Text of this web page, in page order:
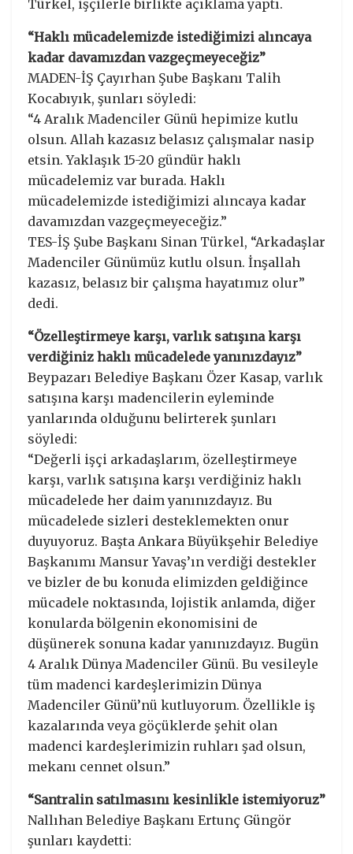
Türkel, işçilerle birlikte açıklama yaptı.
“Haklı mücadelemizde istediğimizi alıncaya
kadar davamızdan vazgeçmeyeceğiz”
MADEN-İŞ Çayırhan Şube Başkanı Talih
Kocabıyık, şunları söyledi:
“4 Aralık Madenciler Günü hepimize kutlu
olsun. Allah kazasız belasız çalışmalar nasip
etsin. Yaklaşık 15-20 gündür haklı
mücadelemiz var burada. Haklı
mücadelemizde istediğimizi alıncaya kadar
davamızdan vazgeçmeyeceğiz.”
TES-İŞ Şube Başkanı Sinan Türkel, “Arkadaşlar
Madenciler Günümüz kutlu olsun. İnşallah
kazasız, belasız bir çalışma hayatımız olur”
dedi.
“Özelleştirmeye karşı, varlık satışına karşı
verdiğiniz haklı mücadelede yanınızdayız”
Beypazarı Belediye Başkanı Özer Kasap, varlık
satışına karşı madencilerin eyleminde
yanlarında olduğunu belirterek şunları
söyledi:
“Değerli işçi arkadaşlarım, özelleştirmeye
karşı, varlık satışına karşı verdiğiniz haklı
mücadelede her daim yanınızdayız. Bu
mücadelede sizleri desteklemekten onur
duyuyoruz. Başta Ankara Büyükşehir Belediye
Başkanımı Mansur Yavaş’ın verdiği destekler
ve bizler de bu konuda elimizden geldiğince
mücadele noktasında, lojistik anlamda, diğer
konularda bölgenin ekonomisini de
düşünerek sonuna kadar yanınızdayız. Bugün
4 Aralık Dünya Madenciler Günü. Bu vesileyle
tüm madenci kardeşlerimizin Dünya
Madenciler Günü’nü kutluyorum. Özellikle iş
kazalarında veya göçüklerde şehit olan
madenci kardeşlerimizin ruhları şad olsun,
mekanı cennet olsun.”
“Santralin satılmasını kesinlikle istemiyoruz”
Nallıhan Belediye Başkanı Ertunç Güngör
şunları kaydetti: